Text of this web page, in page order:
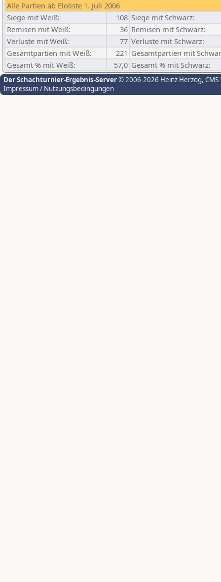
Alle Partien ab Eloliste 1. Juli 2006
Siege mit Weiß:
108 Siege mit Schwarz:
Remisen mit Weiß:
36 Remisen mit Schwarz:
Verluste mit Weiß:
77 Verluste mit Schwarz:
Gesamtpartien mit Weiß:
221 Gesamtpartien mit
Gesamt % mit Weiß:
57,0 Gesamt % mit Schwarz:
Der Schachturnier-Ergebnis-Server© 2006-2026 Heinz Herzog,
Impressum / Nutzungsbedingungen